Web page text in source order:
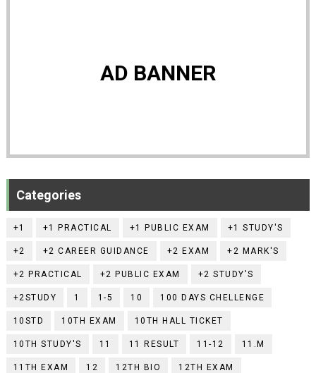
AD BANNER
Categories
+1 +1 PRACTICAL +1 PUBLIC EXAM +1 STUDY'S
+2 +2 CAREER GUIDANCE +2 EXAM +2 MARK'S
+2 PRACTICAL +2 PUBLIC EXAM +2 STUDY'S
+2STUDY 1 1-5 10 100 DAYS CHELLENGE
10STD 10TH EXAM 10TH HALL TICKET
10TH STUDY'S 11 11 RESULT 11-12 11.M
11TH EXAM 12 12TH BIO 12TH EXAM